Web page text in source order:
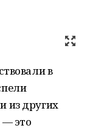
в
из других
— это